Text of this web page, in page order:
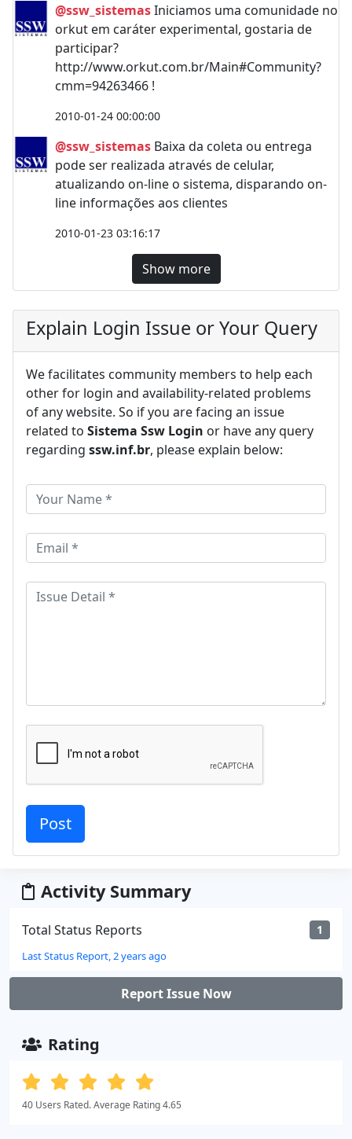
@ssw_sistemasIniciamos uma comunidade no
orkut em caráter experimental, gostaria de
participar?
http://www.orkut.com.br/Main#Community?
cmm=94263466 !
2010-01-24 00:00:00
@ssw_sistemas Baixa da coleta ou entrega
pode ser realizada através de celular,
atualizando on-line o sistema, disparando on-
line informações aos clientes
2010-01-23 03:16:17
Show more
Explain Login Issue or Your Query
We facilitates community members to help each
other for login and availability-related problems
of any website. So if you are facing an issue
related to Sistema Ssw Login or have any query
regarding ssw.inf.br, please explain below:
Activity Summary
Total Status Reports 1
Last Status Report, 2 years ago
Report Issue Now
Rating
40 Users Rated. Average Rating 4.65